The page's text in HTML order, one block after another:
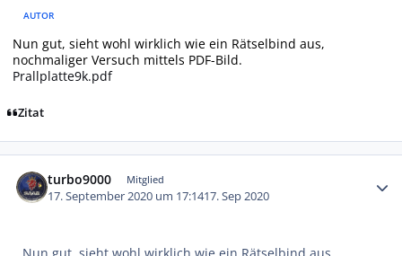
AUTOR
Nun gut, sieht wohl wirklich wie ein Rätselbind aus,
nochmaliger Versuch mittels PDF-Bild.
Prallplatte9k.pdf
Zitat
turbo9000 Mitglied
17. September 2020 um 17:1417. Sep 2020